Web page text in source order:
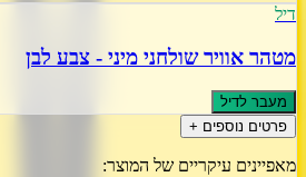
דיל
מטהר אוויר שולחני מיני - צבע לבן
מעבר לדיל
פרטים נוספים +
מאפיינים עיקריים של המוצר: